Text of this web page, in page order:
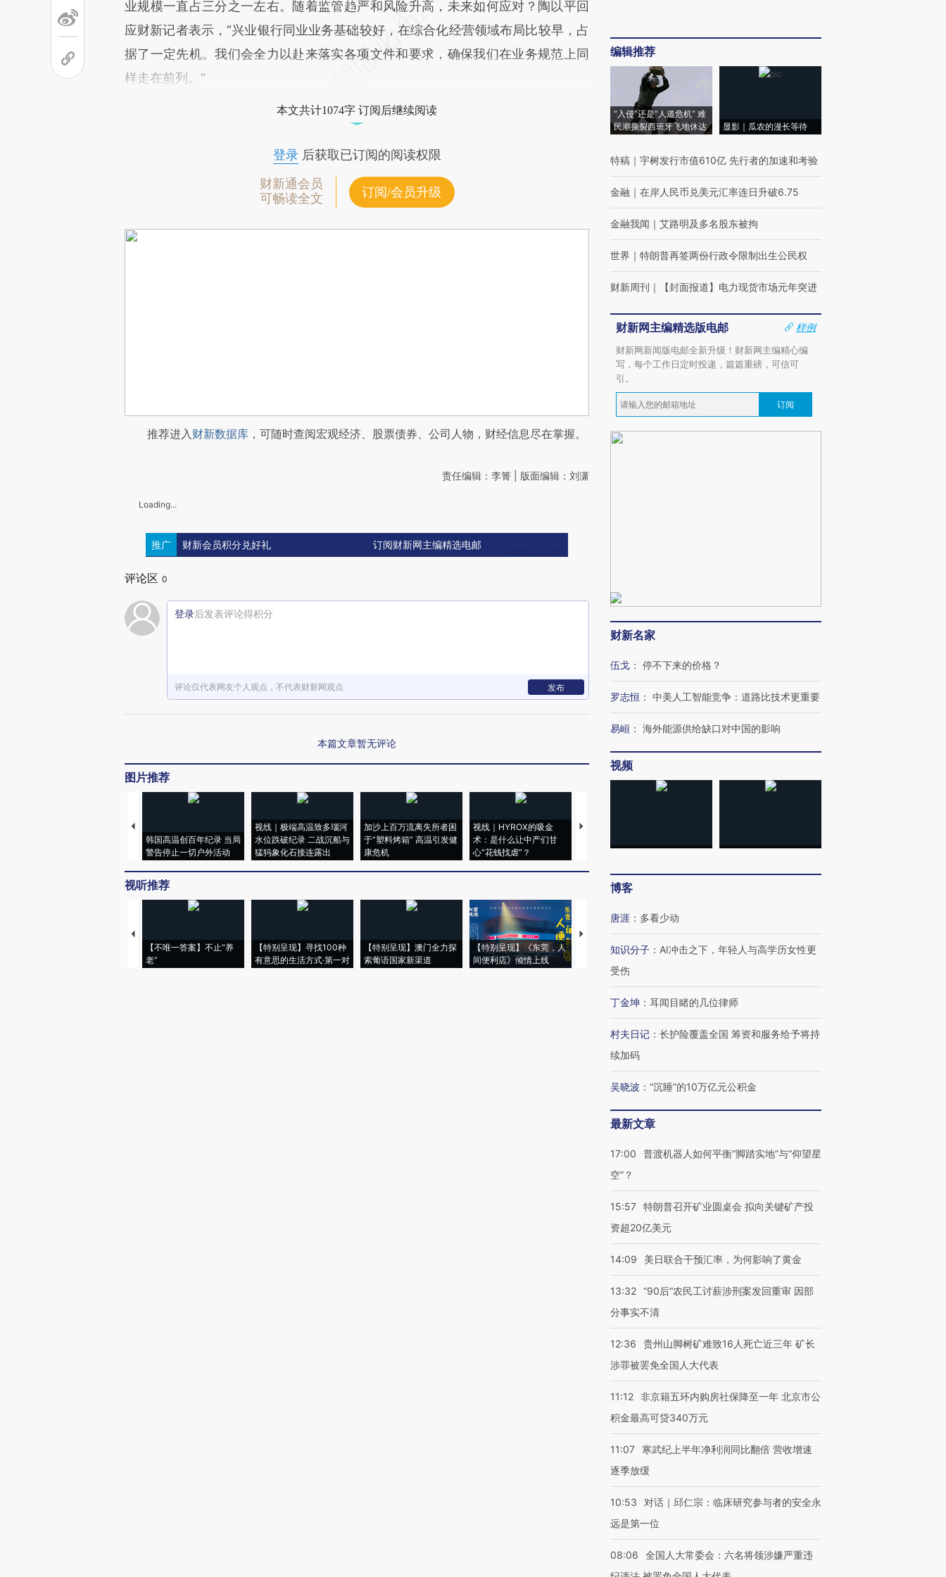
业规模一直占三分之一左右。随着监管趋严和风险升高，未来如何应对？陶以平回
应财新记者表示，“兴业银行同业业务基础较好，在综合化经营领域布局比较早，占
据了一定先机。我们会全力以赴来落实各项文件和要求，确保我们在业务规范上同
样走在前列。”
本文共计1074字 订阅后继续阅读
登录后获取已订阅的阅读权限
财新通会员
可畅读全文
订阅/会员升级
推荐进入财新数据库 ，可随时查阅宏观经济、股票债券、公司人物，财经信息尽在掌握。
责任编辑：李箐 | 版面编辑：刘潇
Loading...
推广 财新会员积分兑好礼 订阅财新网主编精选电邮
评论区 0
登录后发表评论得积分
评论仅代表网友个人观点，不代表财新网观点 发布
本篇文章暂无评论
图片推荐
韩国高温创百年纪录 当局
警告停止一切户外活动
视线｜极端高温致多瑙河
水位跌破纪录 二战沉船与
猛犸象化石接连露出
加沙上百万流离失所者困
于“塑料烤箱” 高温引发健
康危机
视线｜HYROX的吸金
术：是什么让中产们甘
心“花钱找虐”？
马航飞行员跨国走私7万
视听推荐
【不唯一答案】不止“养
老”
【特别呈现】寻找100种
有意思的生活方式·第一对
【特别呈现】澳门全力探
索葡语国家新渠道
【特别呈现】《东莞，人
间便利店》倾情上线
【推广】走进第四届链博
会，让数智科技“链”接产
【特别呈现】寻找100种
【商旅对话】华住集团
CFO：不靠规模取胜，华
编辑推荐
“入侵”还是“人道危机” 难
民潮撕裂西班牙飞地休达
显影｜瓜农的漫长等待
特稿 ｜ 宇树发行市值610亿 先行者的加速和考验
金融 ｜ 在岸人民币兑美元汇率连日升破6.75
金融我闻 ｜ 艾路明及多名股东被拘
世界 ｜ 特朗普再签两份行政令限制出生公民权
财新周刊 ｜ 【封面报道】电力现货市场元年突进
财新网主编精选版电邮
样例
财新网新闻版电邮全新升级！财新网主编精心编
写，每个工作日定时投递，篇篇重磅，可信可
引。
订阅
财新名家
伍戈 ： 停不下来的价格？
罗志恒 ： 中美人工智能竞争：道路比技术更重要
易峘 ： 海外能源供给缺口对中国的影响
视频
博客
唐涯 ： 多看少动
知识分子 ： AI冲击之下，年轻人与高学历女性更
受伤
丁金坤 ： 耳闻目睹的几位律师
村夫日记 ： 长护险覆盖全国 筹资和服务给予将持
续加码
吴晓波 ： “沉睡”的10万亿元公积金
最新文章
17:00
普渡机器人如何平衡“脚踏实地”与“仰望星
空”？
15:57 特朗普召开矿业圆桌会 拟向关键矿产投
资超20亿美元
14:09 美日联合干预汇率，为何影响了黄金
13:32 “90后”农民工讨薪涉刑案发回重审 因部
分事实不清
12:36
贵州山脚树矿难致16人死亡近三年 矿长
涉罪被罢免全国人大代表
11:12 非京籍五环内购房社保降至一年 北京市公
积金最高可贷340万元
11:07
寒武纪上半年净利润同比翻倍 营收增速
逐季放缓
10:53
对话｜邱仁宗：临床研究参与者的安全永
远是第一位
08:06
全国人大常委会：六名将领涉嫌严重违